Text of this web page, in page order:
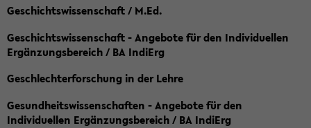
Geschichtswissenschaft / M.Ed.
Geschichtswissenschaft - Angebote für den Individuellen
Ergänzungsbereich / BA IndiErg
Geschlechterforschung in der Lehre
Gesundheitswissenschaften - Angebote für den
Individuellen Ergänzungsbereich / BA IndiErg